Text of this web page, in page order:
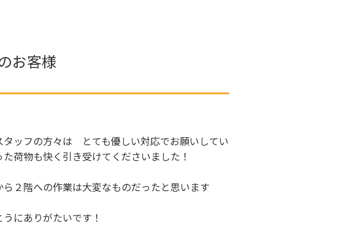
お客様
タッフの方々は とても優しい対応でお願いしてい
た荷物も快く引き受けてくださいました！
ら２階への作業は大変なものだったと思います
うにありがたいです！